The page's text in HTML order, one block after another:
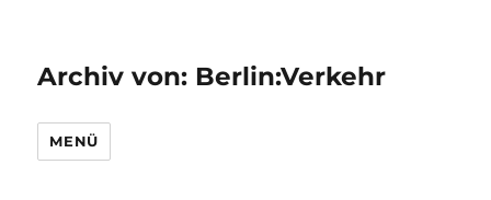
Archiv von: Berlin:Verkehr
MENÜ